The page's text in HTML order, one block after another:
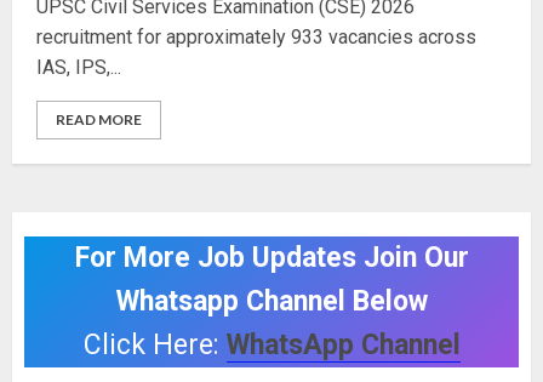
UPSC Civil Services Examination (CSE) 2026
recruitment for approximately 933 vacancies across
IAS, IPS,...
READ MORE
For More Job Updates Join Our
Whatsapp Channel Below
Click Here: WhatsApp Channel